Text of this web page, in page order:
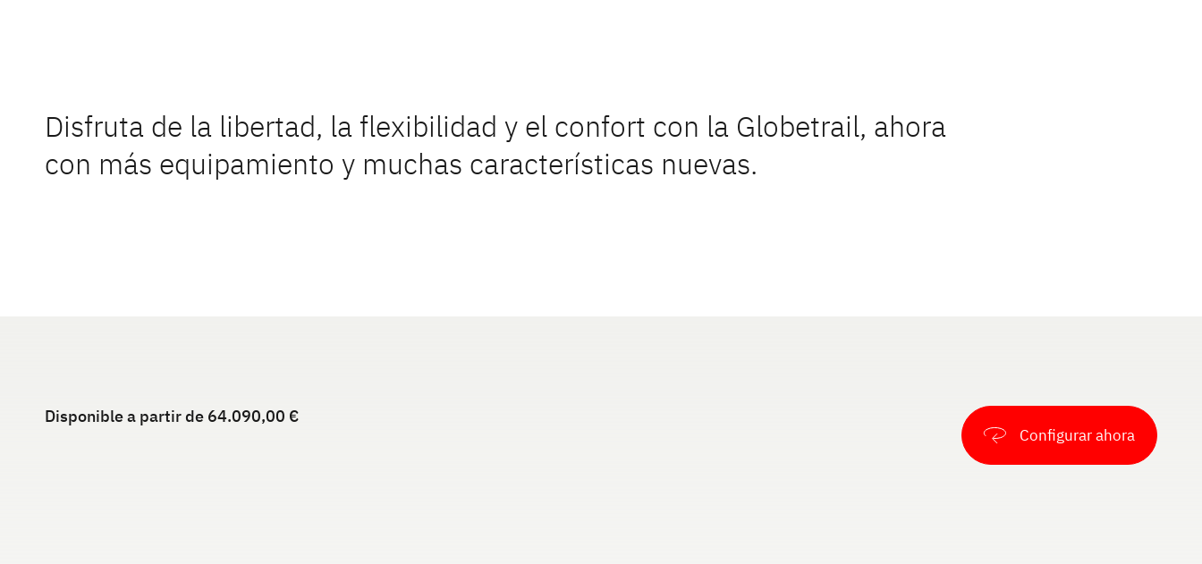
Disfruta de la libertad, la flexibilidad y el confort con la Globetrail, ahora
con más equipamiento y muchas características nuevas.
Disponible a partir de 64.090,00 €
Configurar ahora